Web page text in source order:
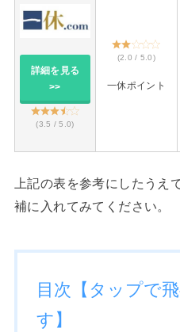
詳細を見る
>>
(3.5 / 5.0)
(2.0 / 5.0)
一休ポイント
上記の表を参考にしたうえ
補に入れてみてください。
目次【タップで
す】